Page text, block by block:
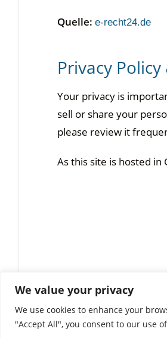
We value your privacy
We use cookies to enhance your
"Accept All", you consent to our use
Quelle: e-recht24.de
Privacy
Your privacy is
sell or share your
please review it
As this site is hosted